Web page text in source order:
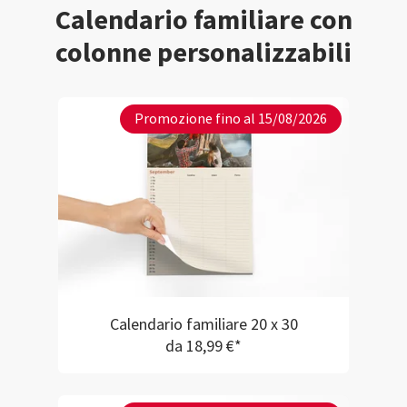
Calendario familiare con
colonne personalizzabili
Promozione fino al 15/08/2026
Calendario familiare 20 x 30
da 18,99 €*